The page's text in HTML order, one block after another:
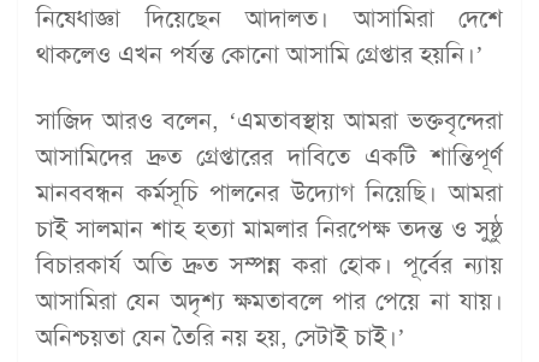
নিষেধাজ্ঞা দিয়েছেন আদালত। আসামিরা দেশে
থাকলেও এখন পর্যন্ত কোনো আসামি গ্রেপ্তার হয়নি।’
সাজিদ আরও বলেন, ‘এমতাবস্থায় আমরা ভক্তবৃন্দেরা
আসামিদের দ্রুত গ্রেপ্তারের দাবিতে একটি শান্তিপূর্ণ
মানববন্ধন কর্মসূচি পালনের উদ্যোগ নিয়েছি। আমরা
চাই সালমান শাহ হত্যা মামলার নিরপেক্ষ তদন্ত ও সুষ্ঠু
বিচারকার্য অতি দ্রুত সম্পন্ন করা হোক। পূর্বের ন্যায়
আসামিরা যেন অদৃশ্য ক্ষমতাবলে পার পেয়ে না যায়।
অনিশ্চয়তা যেন তৈরি নয় হয়, সেটাই চাই।’